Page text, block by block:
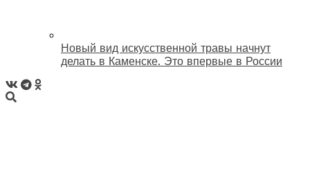
Новый вид искусственной травы начнут
делать в Каменске. Это впервые в России